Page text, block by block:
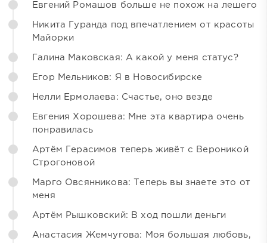
Евгений Ромашов больше не похож на лешего
Никита Гуранда под впечатлением от красоты
Майорки
Галина Маковская: А какой у меня статус?
Егор Мельников: Я в Новосибирске
Нелли Ермолаева: Счастье, оно везде
Евгения Хорошева: Мне эта квартира очень
понравилась
Артём Герасимов теперь живёт с Вероникой
Строгоновой
Марго Овсянникова: Теперь вы знаете это от
меня
Артём Рышковский: В ход пошли деньги
Анастасия Жемчугова: Моя большая любовь,